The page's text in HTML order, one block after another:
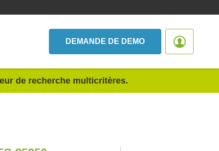
DEMANDE DE DEMO
de recherche multicritères.